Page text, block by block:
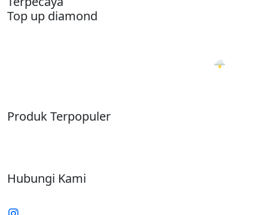
Top up diamond
Transaksi Otomatis 24 Jam. PROSES 1 DETIKK 🌩
Produk Terpopuler
Hubungi Kami